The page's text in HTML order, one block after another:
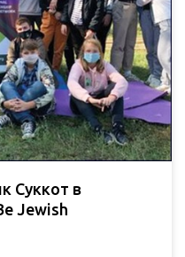
Суккот в
Jewish